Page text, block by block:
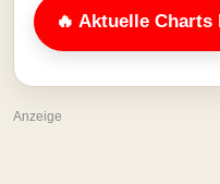
🔥 Aktuelle
Anzeige